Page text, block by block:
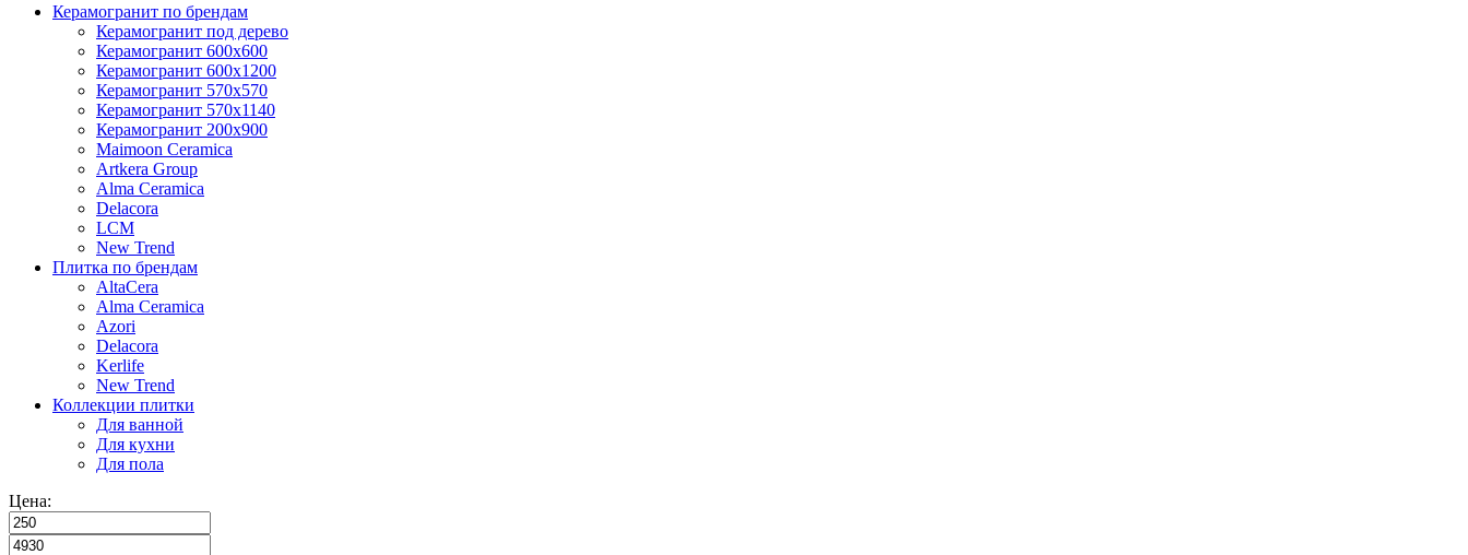
Керамогранит по брендам
Керамогранит под дерево
Керамогранит 600x600
Керамогранит 600x1200
Керамогранит 570x570
Керамогранит 570x1140
Керамогранит 200x900
Maimoon Ceramica
Artkera Group
Alma Ceramica
Delacora
LCM
New Trend
Плитка по брендам
AltaCera
Аlma Ceramica
Azori
Delacora
Kerlife
New Trend
Коллекции плитки
Для ванной
Для кухни
Для пола
Цена: